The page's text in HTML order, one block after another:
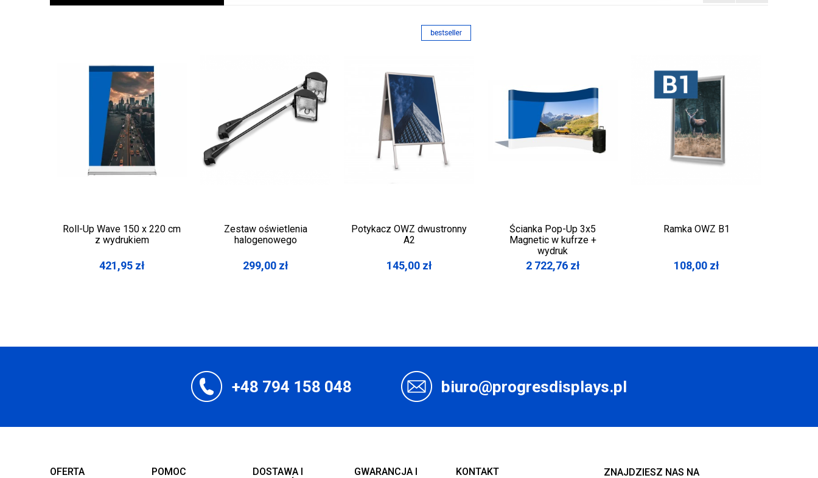
Roll-Up Wave 150 x 220 cm
z wydrukiem
421,95 zł
Zestaw oświetlenia
halogenowego
299,00 zł
Potykacz OWZ dwustronny
A2
145,00 zł
Ścianka Pop-Up 3x5
Magnetic w kufrze +
wydruk
2 722,76 zł
Ramka OWZ B1
108,00 zł
+48 794 158 048 biuro@progresdisplays.pl
OFERTA POMOC
DOSTAWA I
GWARANCJA I
KONTAKT ZNAJDZIESZ NAS NA